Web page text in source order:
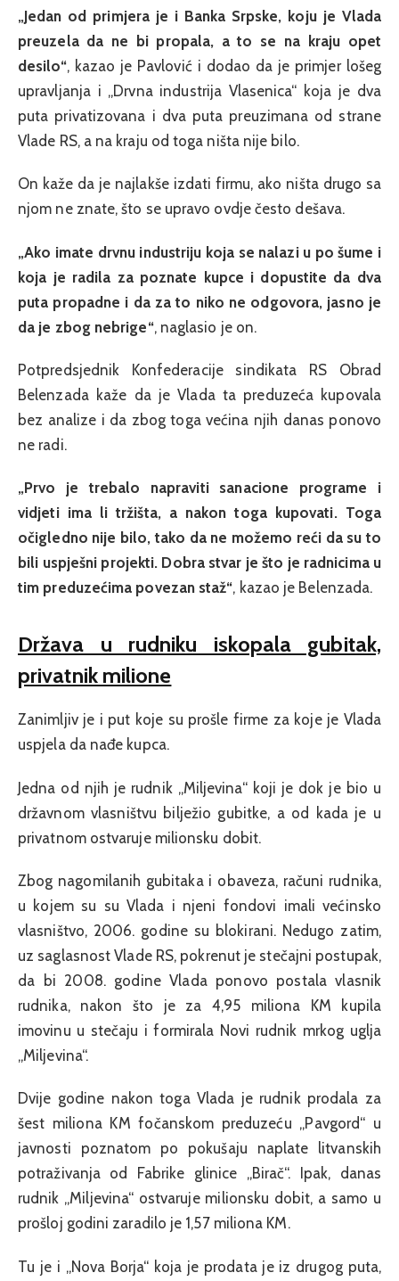
„Jedan od primjera je i Banka Srpske, koju je Vlada
preuzela da ne bi propala, a to se na kraju opet
desilo“, kazao je Pavlović i dodao da je primjer lošeg
upravljanja i „Drvna industrija Vlasenica“ koja je dva
puta privatizovana i dva puta preuzimana od strane
Vlade RS, a na kraju od toga ništa nije bilo.
On kaže da je najlakše izdati firmu, ako ništa drugo sa
njom ne znate, što se upravo ovdje često dešava.
„Ako imate drvnu industriju koja se nalazi u po šume i
koja je radila za poznate kupce i dopustite da dva
puta propadne i da za to niko ne odgovora, jasno je
da je zbog nebrige“, naglasio je on.
Potpredsjednik Konfederacije sindikata RS Obrad
Belenzada kaže da je Vlada ta preduzeća kupovala
bez analize i da zbog toga većina njih danas ponovo
ne radi.
„Prvo je trebalo napraviti sanacione programe i
vidjeti ima li tržišta, a nakon toga kupovati. Toga
očigledno nije bilo, tako da ne možemo reći da su to
bili uspješni projekti. Dobra stvar je što je radnicima u
tim preduzećima povezan staž“, kazao je Belenzada.
Država u rudniku iskopala gubitak,
privatnik milione
Zanimljiv je i put koje su prošle firme za koje je Vlada
uspjela da nađe kupca.
Jedna od njih je rudnik „Miljevina“ koji je dok je bio u
državnom vlasništvu bilježio gubitke, a od kada je u
privatnom ostvaruje milionsku dobit.
Zbog nagomilanih gubitaka i obaveza, računi rudnika,
u kojem su su Vlada i njeni fondovi imali većinsko
vlasništvo, 2006. godine su blokirani. Nedugo zatim,
uz saglasnost Vlade RS, pokrenut je stečajni postupak,
da bi 2008. godine Vlada ponovo postala vlasnik
rudnika, nakon što je za 4,95 miliona KM kupila
imovinu u stečaju i formirala Novi rudnik mrkog uglja
„Miljevina“.
Dvije godine nakon toga Vlada je rudnik prodala za
šest miliona KM fočanskom preduzeću „Pavgord“ u
javnosti poznatom po pokušaju naplate litvanskih
potraživanja od Fabrike glinice „Birač“. Ipak, danas
rudnik „Miljevina“ ostvaruje milionsku dobit, a samo u
prošloj godini zaradilo je 1,57 miliona KM.
Tu je i „Nova Borja“ koja je prodata je iz drugog puta,